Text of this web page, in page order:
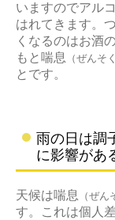
いますのでアル
はれてきます。
くなるのはお酒
もと喘息
（ぜんそ
とです。
雨の日は調
に影響があ
天候は喘息 （ぜん
す。これは個人